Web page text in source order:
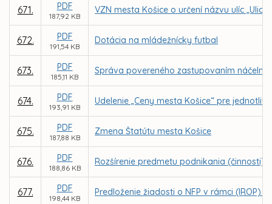
671. PDF
187,92 KB
VZN mesta Košice o určení názvu ulíc
672. PDF
191,54 KB
Dotácia na mládežnícky futbal
673. PDF
185,11 KB
Správa povereného zastupovaním
674. PDF
193,91 KB
Udelenie „Ceny mesta Košice“ pre
675. PDF
187,88 KB
Zmena Štatútu mesta Košice
676. PDF
188,86 KB
Rozšírenie predmetu podnikania (činnosti)
677. PDF
198,44 KB
Predloženie žiadosti o NFP v rámci (IROP)